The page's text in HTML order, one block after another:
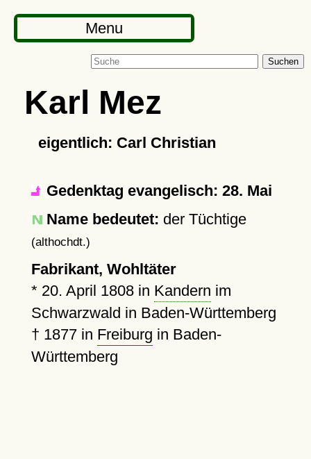
Menu
Suchen
Karl Mez
eigentlich: Carl Christian
Gedenktag evangelisch: 28. Mai
Name bedeutet: der Tüchtige
(althochdt.)
Fabrikant, Wohltäter
* 20. April 1808in Kandern im
Schwarzwald in Baden-Württemberg
† 1877in Freiburg in Baden-
Württemberg